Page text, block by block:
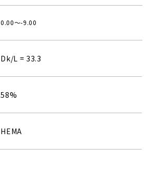
0.00～-9.00
Dk/L = 33.3
58%
HEMA